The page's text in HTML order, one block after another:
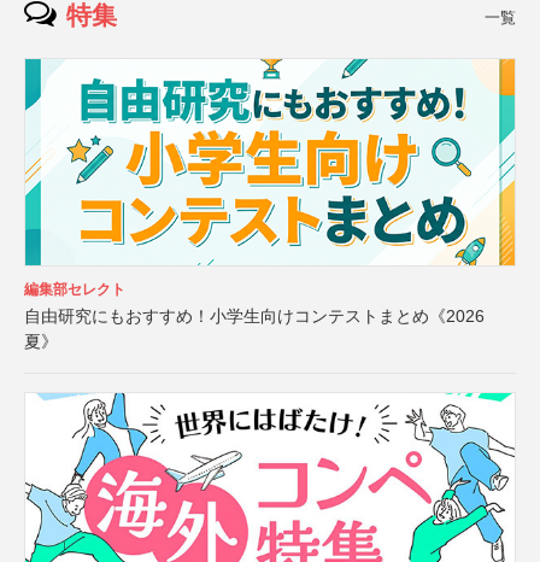
特集 一覧
編集部セレクト
自由研究にもおすすめ！小学生向けコンテストまとめ《2026
夏》